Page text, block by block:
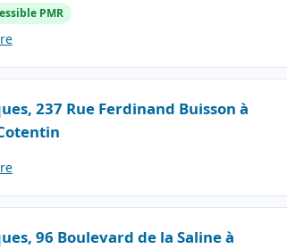
PMR
237 Rue Ferdinand Buisson à
96 Boulevard de la Saline à